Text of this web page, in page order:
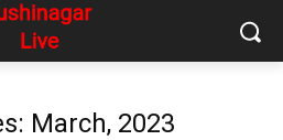
March, 2023